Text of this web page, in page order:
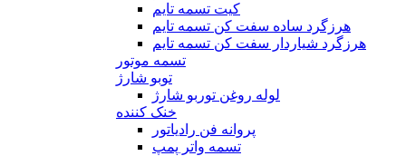
کیت تسمه تایم
هرزگرد ساده سفت کن تسمه تایم
هرزگرد شیاردار سفت کن تسمه تایم
تسمه موتور
توبو شارژ
لوله روغن توربو شارژ
خنک کننده
پروانه فن رادیاتور
تسمه واتر پمپ